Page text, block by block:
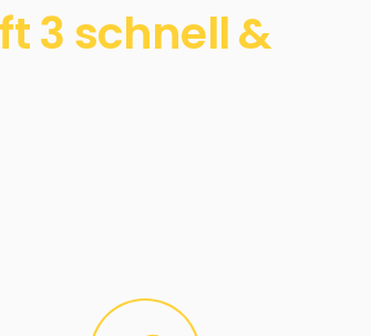
3 schnell &